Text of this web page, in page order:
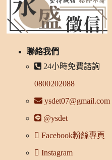
聯絡我們
24小時免費諮詢
0800202088
ysdet07@gmail.com
@ysdet
Facebook粉絲專頁
Instagram